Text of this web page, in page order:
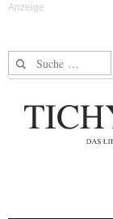
Suche nach: